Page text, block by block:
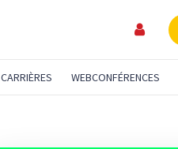
CARRIÈRES WEBCONFÉRENCES